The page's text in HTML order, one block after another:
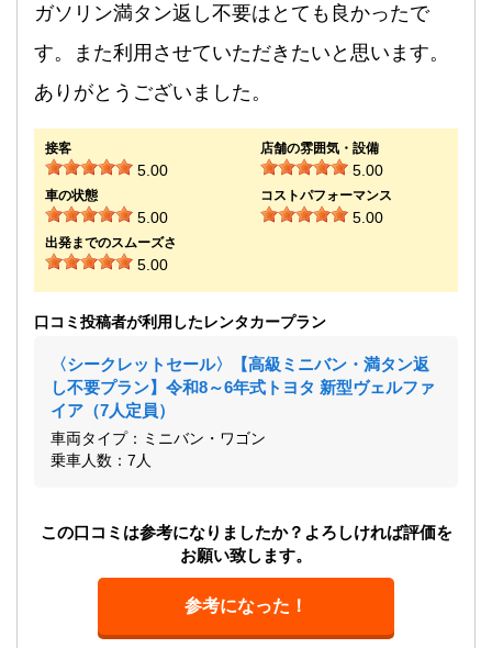
ガソリン満タン返し不要はとても良かったで
す。また利用させていただきたいと思います。
ありがとうございました。
接客
5.00
店舗の雰囲気・設備
5.00
車の状態
5.00
コストパフォーマンス
5.00
出発までのスムーズさ
5.00
口コミ投稿者が利用したレンタカープラン
〈シークレットセール〉【高級ミニバン・満タン返
し不要プラン】令和8～6年式トヨタ 新型ヴェルファ
イア（7人定員）
車両タイプ：ミニバン・ワゴン
乗車人数：7人
この口コミは参考になりましたか？よろしければ評価を
お願い致します。
参考になった！